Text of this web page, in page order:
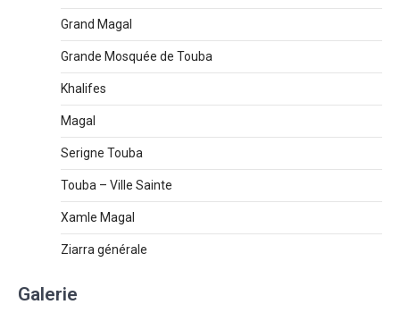
Grand Magal
Grande Mosquée de Touba
Khalifes
Magal
Serigne Touba
Touba – Ville Sainte
Xamle Magal
Ziarra générale
Galerie